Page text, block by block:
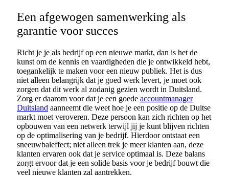
Een afgewogen samenwerking als
garantie voor succes
Richt je je als bedrijf op een nieuwe markt, dan is het de
kunst om de kennis en vaardigheden die je ontwikkeld hebt,
toegankelijk te maken voor een nieuw publiek. Het is dus
niet alleen belangrijk dat je goed werk levert, je moet ook
zorgen dat dit werk al zodanig gezien wordt in Duitsland.
Zorg er daarom voor dat je een goede accountmanager
Duitsland aanneemt die weet hoe je een positie op de Duitse
markt moet veroveren. Deze persoon kan zich richten op het
opbouwen van een netwerk terwijl jij je kunt blijven richten
op de optimalisering van je bedrijf. Hierdoor ontstaat een
sneeuwbaleffect; niet alleen trek je meer klanten aan, deze
klanten ervaren ook dat je service optimaal is. Deze balans
zorgt ervoor dat je een solide basis voor je bedrijf bouwt die
veel nieuwe klanten zal aantrekken.